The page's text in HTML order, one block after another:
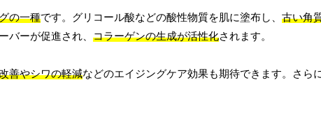
の一種です。グリコール酸などの酸性物質を肌に塗布し、 古い角
バーが促進され、 コラーゲンの生成が活性化されます。
善やシワの軽減などのエイジングケア効果も期待できます。さらに